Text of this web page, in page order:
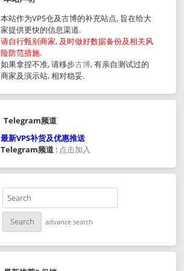
本站作为VPS仓及古博的补充站点, 旨在给大
家提供更快的信息渠道.
请自行甄别商家, 及时做好数据备份及相关风
险防范措施.
如果拿捏不准, 请移步古博, 有亲自测试过的
商家及演示站, 相对稳妥.
Telegram频道
最新VPS补货及优惠推送
Telegram频道 : 点击加入
advance search